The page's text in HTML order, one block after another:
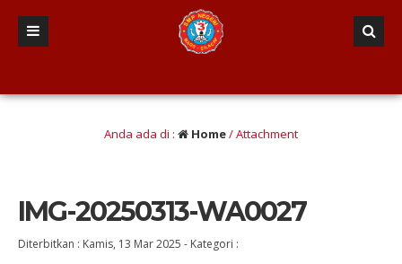
Anda ada di : Home/ Attachment
IMG-20250313-WA0027
Diterbitkan : Kamis, 13 Mar 2025 - Kategori :